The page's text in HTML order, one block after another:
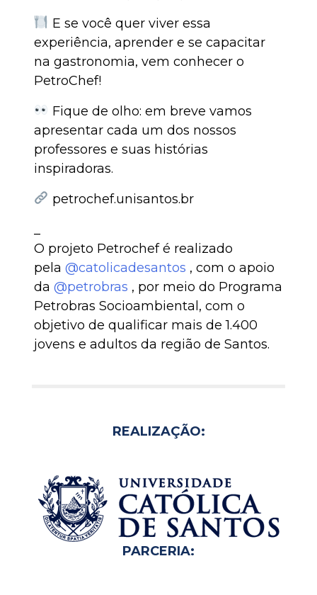
E se você quer viver essa
experiência, aprender e se capacitar
na gastronomia, vem conhecer o
PetroChef!
Fique de olho: em breve vamos
apresentar cada um dos nossos
professores e suas histórias
inspiradoras.
petrochef.unisantos.br
O projeto Petrochef é realizado
pela @catolicadesantos , com o apoio
da @petrobras , por meio do Programa
Petrobras Socioambiental, com o
objetivo de qualificar mais de 1.400
jovens e adultos da região de Santos.
REALIZAÇÃO:
PARCERIA: